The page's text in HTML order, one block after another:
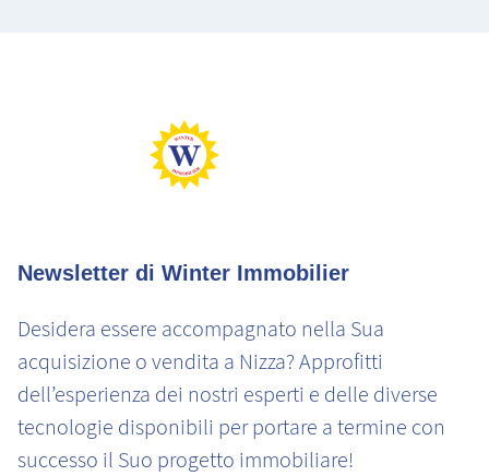
Newsletter di Winter Immobilier
Desidera essere accompagnato nella Sua
acquisizione o vendita a Nizza? Approfitti
dell’esperienza dei nostri esperti e delle diverse
tecnologie disponibili per portare a termine con
successo il Suo progetto immobiliare!